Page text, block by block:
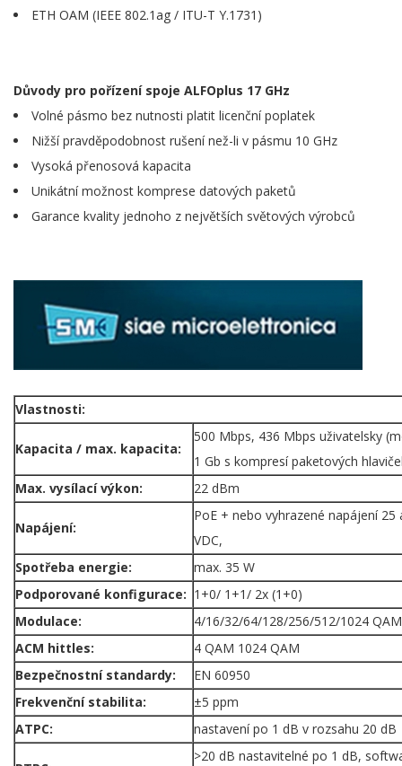
ETH OAM (IEEE 802.1ag / ITU-T Y.1731)
Důvody pro pořízení spoje ALFOplus 17 GHz
Volné pásmo bez nutnosti platit licenční poplatek
Nižší pravděpodobnost rušení než-li v pásmu 10 GHz
Vysoká přenosová kapacita
Unikátní možnost komprese datových paketů
Garance kvality jednoho z největších světových výrobců
Vlastnosti:
Kapacita / max. kapacita:
500 Mbps, 436 Mbps uživatelsky
1 Gb s kompresí paketových
Max. vysílací výkon:
22 dBm
Napájení:
PoE + nebo vyhrazené napájení 25
VDC,
Spotřeba energie:
max. 35 W
Podporované konfigurace: 1+0/ 1+1/ 2x (1+0)
Modulace:
4/16/32/64/128/256/512/1024 QAM
ACM hittles:
4 QAM 1024 QAM
Bezpečnostní standardy:
EN 60950
Frekvenční stabilita:
±5 ppm
ATPC:
nastavení po 1 dB v rozsahu 20 dB
>20 dB nastavitelné po 1 dB,